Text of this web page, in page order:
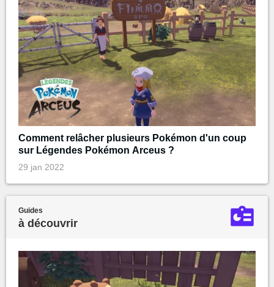
Comment relâcher plusieurs Pokémon d'un coup
sur Légendes Pokémon Arceus ?
29 jan 2022
Guides
à découvrir